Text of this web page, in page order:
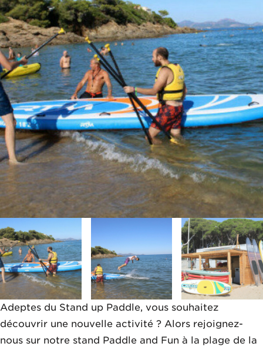
Adeptes du Stand up Paddle, vous souhaitez
découvrir une nouvelle activité ? Alors rejoignez-
nous sur notre stand Paddle and Fun à la plage de la